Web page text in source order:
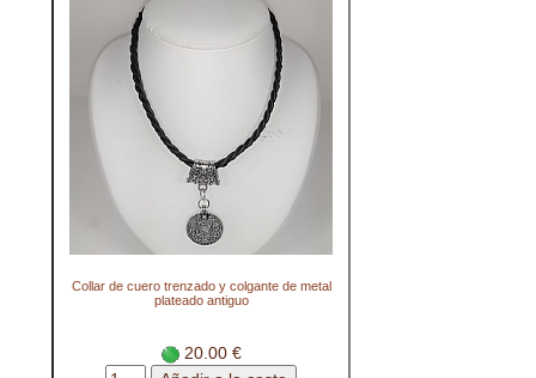
Collar de cuero trenzado y colgante de metal
plateado antiguo
20.00 €